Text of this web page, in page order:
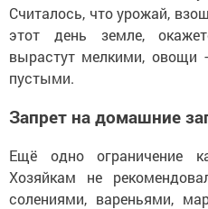
Считалось, что урожай,
этот день земле,
вырастут мелкими,
пустыми.
Запрет на домашние
Ещё одно ограничение
Хозяйкам не
солениями, вареньями,